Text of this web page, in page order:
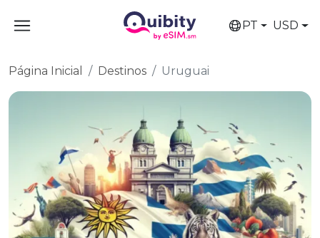
PT USD
Página Inicial Destinos Uruguai